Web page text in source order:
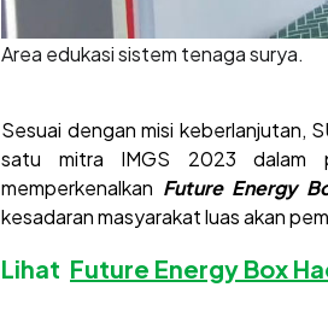
Area edukasi sistem tenaga surya.
Sesuai dengan misi keberlanjutan,
satu mitra IMGS 2023 dalam
memperkenalkan Future Energy
kesadaran masyarakat luas akan
Lihat Future Energy Box